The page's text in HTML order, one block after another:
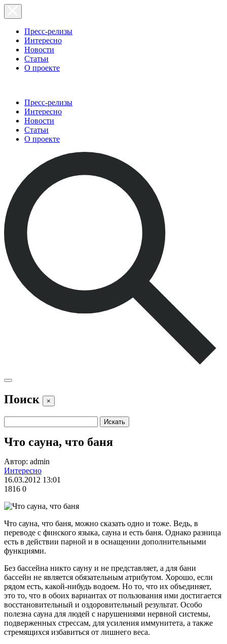
Пресс-релизы
Интересно
Новости
Статьи
О проекте
Пресс-релизы
Интересно
Новости
Статьи
О проекте
Поиск ×
Что сауна, что баня
Автор: admin
Интересно
16.03.2012 13:01
1816 0
Что сауна, что баня, можно сказать одно и тоже. Ведь, в
переводе с финского языка, сауна и есть баня. Однако разница
есть в действии парной и в оснащении дополнительными
функциями.
Без бассейна никто сауну и не представляет, а для бани
бассейн не является обязательным атрибутом. Хорошо, если
рядом есть, какой-нибудь водоем. Но то, что их объединяет,
это то, что в обоих вариантах от пользования ими достигается
восстановительный и оздоровительный результат. Особо
полезна сауна для людей с нарушениями нервной системы,
подверженных стрессам, для усиления иммунитета, а также
стремящихся избавиться от лишнего веса.